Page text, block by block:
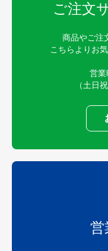
ご注文
商品やご注
こちらよりお
営
（土日
営